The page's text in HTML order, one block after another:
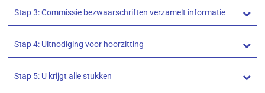
Stap 3: Commissie bezwaarschriften verzamelt informatie
Stap 4: Uitnodiging voor hoorzitting
Stap 5: U krijgt alle stukken